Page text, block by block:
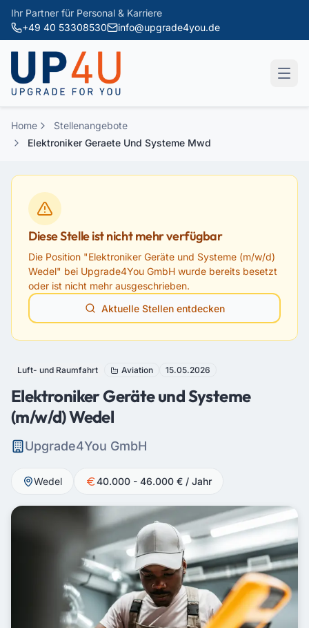
Zum Hauptinhalt springen
Ihr Partner für Personal & Karriere
+49 40 53308530
info@upgrade4you.de
Home
Stellenangebote
Elektroniker Geraete Und Systeme Mwd
Diese Stelle ist nicht mehr verfügbar
Die Position "Elektroniker Geräte und Systeme (m/w/d)
Wedel" bei Upgrade4You GmbH wurde bereits besetzt
oder ist nicht mehr ausgeschrieben.
Aktuelle Stellen entdecken
Luft- und Raumfahrt Aviation 15.05.2026
Elektroniker Geräte und Systeme
(m/w/d) Wedel
Upgrade4You GmbH
Wedel 40.000 - 46.000 € / Jahr